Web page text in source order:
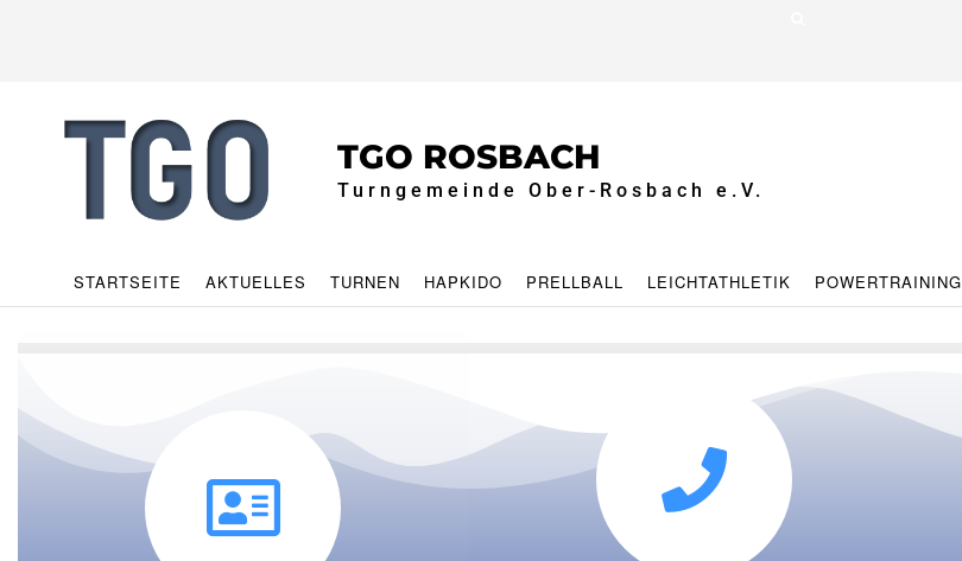
TGO ROSBACH
Turngemeinde Ober-Rosbach e.V.
STARTSEITE AKTUELLES TURNEN HAPKIDO PRELLBALL LEICHTATHLETIK POWERTRAINING